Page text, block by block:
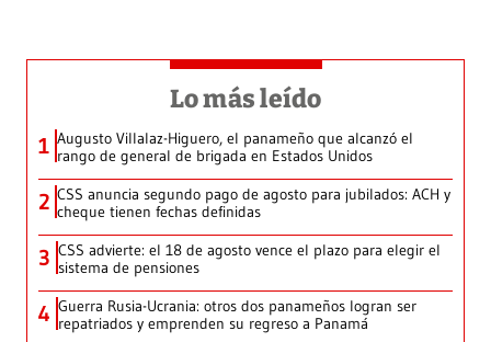
Lo más leído
1 Augusto Villalaz-Higuero, el panameño que alcanzó el
rango de general de brigada en Estados Unidos
2 CSS anuncia segundo pago de agosto para jubilados: ACH y
cheque tienen fechas definidas
3 CSS advierte: el 18 de agosto vence el plazo para elegir el
sistema de pensiones
4 Guerra Rusia-Ucrania: otros dos panameños logran ser
repatriados y emprenden su regreso a Panamá